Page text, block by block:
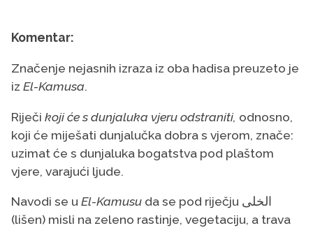
Komentar:
Značenje nejasnih izraza iz oba hadisa preuzeto je
iz El-Kamusa.
Riječi koji će s dunjaluka vjeru odstraniti, odnosno,
koji će miješati dunjalučka dobra s vjerom, znače:
uzimat će s dunjaluka bogatstva pod plaštom
vjere, varajući ljude.
Navodi se u El-Kamusu da se pod riječju الخلى
(lišen) misli na zeleno rastinje, vegetaciju, a trava